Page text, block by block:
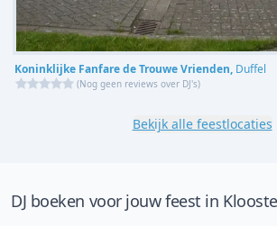
Koninklijke Fanfare de Trouwe Vrienden, Duffel
(Nog geen reviews over DJ's)
Bekijk alle feestlocaties
DJ boeken voor jouw feest in